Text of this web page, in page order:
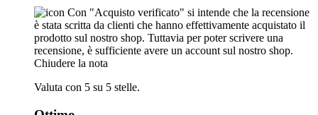
Con "Acquisto verificato" si intende che la recensione
è stata scritta da clienti che hanno effettivamente acquistato il
prodotto sul nostro shop. Tuttavia per poter scrivere una
recensione, è sufficiente avere un account sul nostro shop.
Chiudere la nota
Valuta con 5 su 5 stelle.